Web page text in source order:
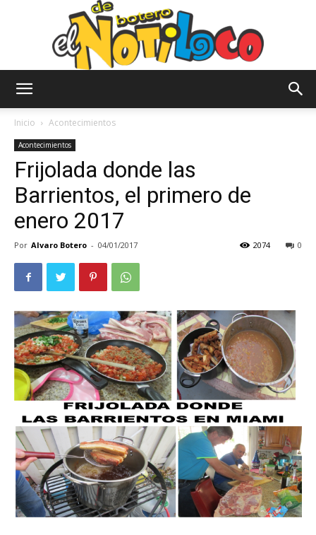
Notiloco
Inicio Acontecimientos
Acontecimientos
Frijolada donde las
Barrientos, el primero de
enero 2017
Por Alvaro Botero - 04/01/2017 0
2074